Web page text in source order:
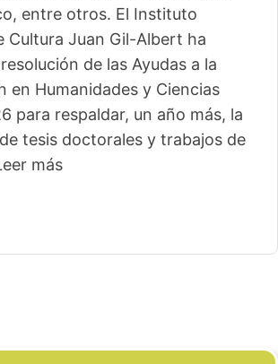
entre otros. El Instituto
Cultura Juan Gil-Albert ha
de las Ayudas a la
en Humanidades y Ciencias
para respaldar, un año más, la
tesis doctorales y trabajos de
más